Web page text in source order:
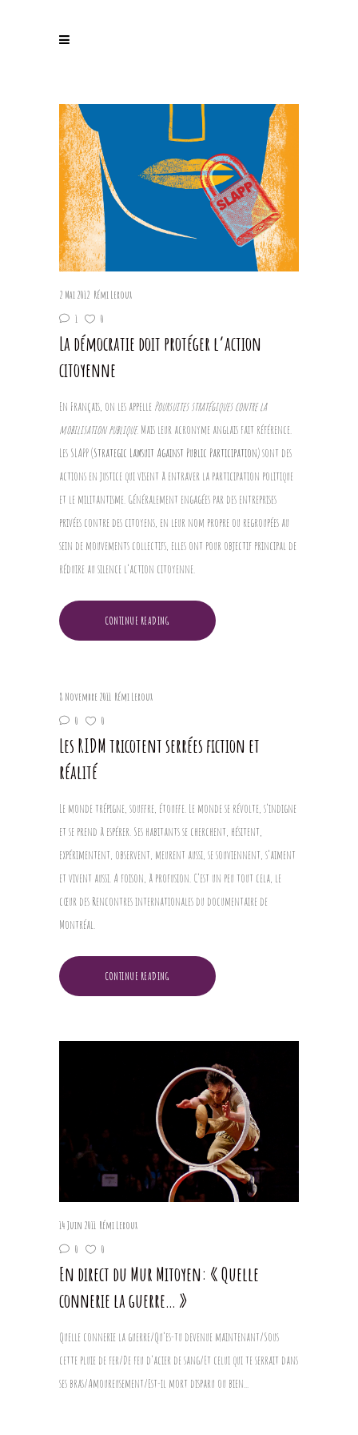
2 Mai 2012 Rémi Leroux
1
0
La démocratie doit protéger l’action
citoyenne
En Français, on les appelle Poursuites stratégiques contre la
mobilisation publique. Mais leur acronyme anglais fait référence.
Les SLAPP (Strategic Lawsuit Against Public Participation) sont des
actions en justice qui visent à entraver la participation politique
et le militantisme. Généralement engagées par des entreprises
privées contre des citoyens, en leur nom propre ou regroupées au
sein de mouvements collectifs, elles ont pour objectif principal de
réduire au silence l’action citoyenne.
CONTINUE READING
8 Novembre 2011 Rémi Leroux
0
0
Les RIDM tricotent serrées fiction et
réalité
Le monde trépigne, souffre, étouffe. Le monde se révolte, s’indigne
et se prend à espérer. Ses habitants se cherchent, hésitent,
expérimentent, observent, meurent aussi, se souviennent, s’aiment
et vivent aussi. A foison, à profusion. C’est un peu tout cela, le
cœur des Rencontres internationales du documentaire de
Montréal.
CONTINUE READING
14 Juin 2011 Rémi Leroux
0
0
En direct du Mur Mitoyen: « Quelle
connerie la guerre… »
Quelle connerie la guerre/Qu’es-tu devenue maintenant/Sous
cette pluie de fer/De feu d’acier de sang/Et celui qui te serrait dans
ses bras/Amoureusement/Est-il mort disparu ou bien...